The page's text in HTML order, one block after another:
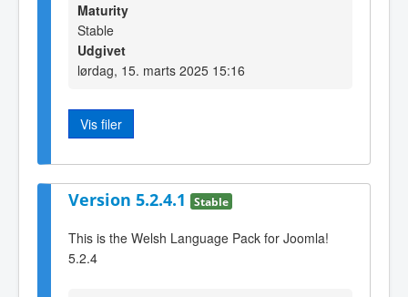
Maturity
Stable
Udgivet
lørdag, 15. marts 2025 15:16
Vis filer
Version 5.2.4.1 Stable
This is the Welsh Language Pack for Joomla!
5.2.4